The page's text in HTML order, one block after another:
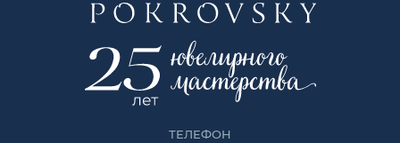
ТЕЛЕФОН